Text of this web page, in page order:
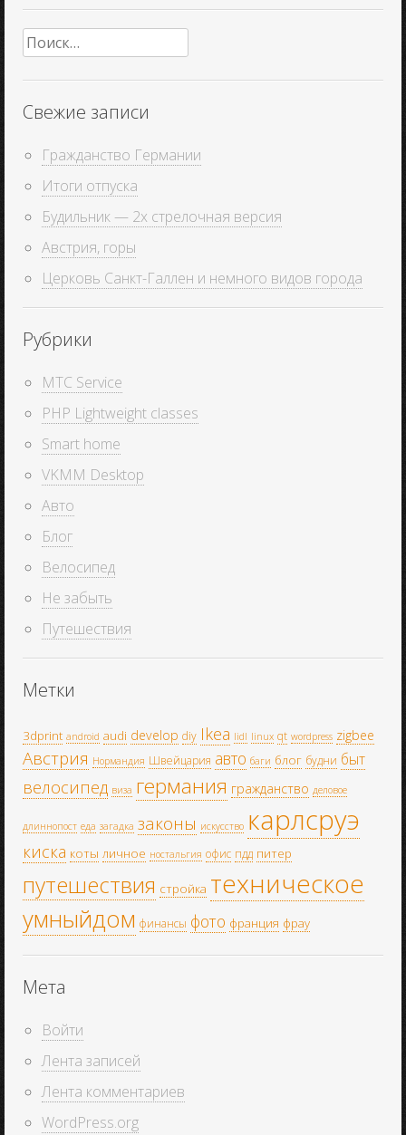
Найти:
Свежие записи
Гражданство Германии
Итоги отпуска
Будильник — 2х стрелочная версия
Австрия, горы
Церковь Санкт-Галлен и немного видов города
Рубрики
MTC Service
PHP Lightweight classes
Smart home
VKMM Desktop
Авто
Блог
Велосипед
Не забыть
Путешествия
Метки
3dprint android audi develop diy Ikea lidl linux qt wordpress zigbee
Австрия Нормандия Швейцария авто баги блог будни быт
велосипед виза германия гражданство деловое
длиннопост еда загадка законы искусство карлсруэ
киска коты личное ностальгия офис пдд питер
путешествия стройка техническое
умныйдом финансы фото франция фрау
Мета
Войти
Лента записей
Лента комментариев
WordPress.org